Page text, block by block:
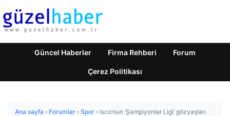
Güncel Haberler Firma Rehberi Forum
Çerez Politikası
Ana sayfa › Forumlar › Spor › Isco’nun ‘Şampiyonlar Ligi’ gözyaşları